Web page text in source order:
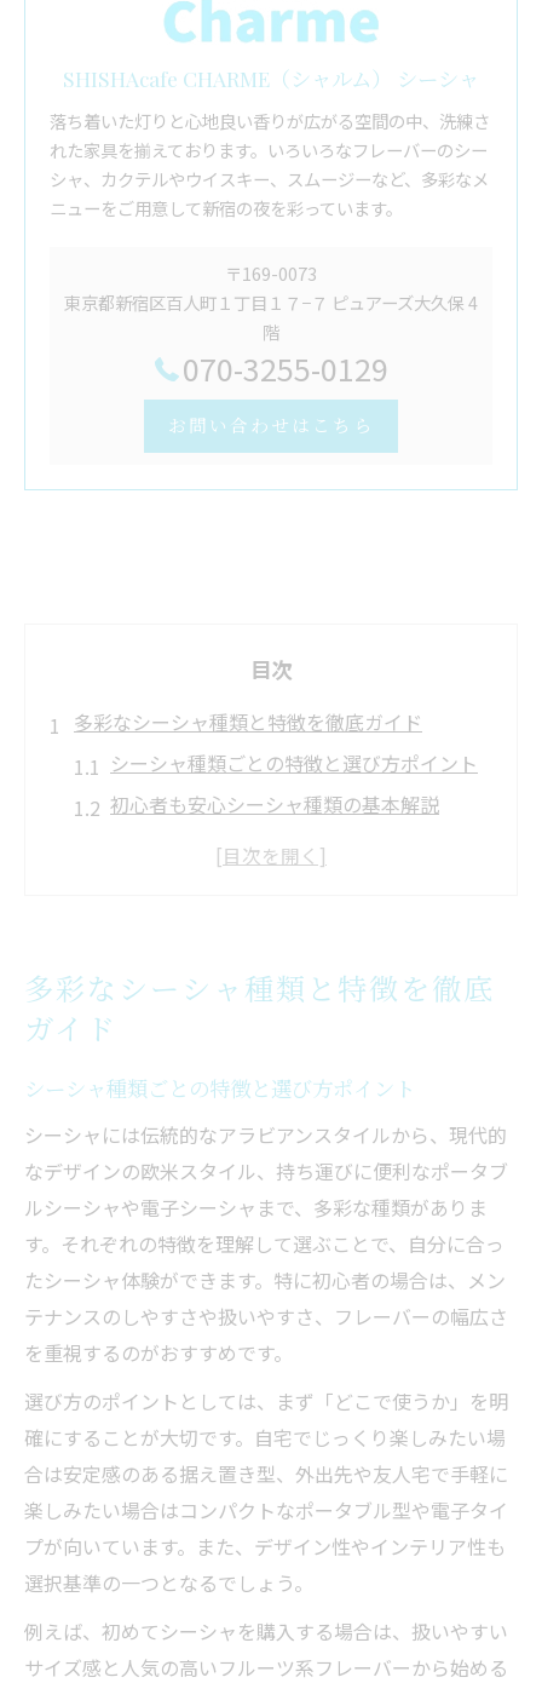
SHISHAcafe CHARME（シャルム） シーシャ
落ち着いた灯りと心地良い香りが広がる空間の中、洗練さ
れた家具を揃えております。いろいろなフレーバーのシー
シャ、カクテルやウイスキー、スムージーなど、多彩なメ
ニューをご用意して新宿の夜を彩っています。
〒169-0073
東京都新宿区百人町１丁目１７−７ ピュアーズ大久保 4
階
070-3255-0129
お問い合わせはこちら
目次
多彩なシーシャ種類と特徴を徹底ガイド
シーシャ種類ごとの特徴と選び方ポイント
初心者も安心シーシャ種類の基本解説
伝統型と現代型シーシャの違いを知ろう
人気フレーバー選びで失敗しないコツ
説
初心者が吸いやすいシーシャ味の探し方
フルーツ系フレーバーが人気の理由とは
ミックスレシピで広がるシーシャの味世界
おすすめ味組み合わせで満足度アップ
やさしい吸い心地のシーシャ入門ポイント
シーシャ初心者向けやさしい吸い方のコツ
吸いやすいシーシャ味と特徴の見極め方
シーシャは肺に入れる？吸い方の注意点
やさしい吸い心地を実現する器具の違い
初めての一台に最適なシーシャの選び方
中東伝統と現代デザインの魅力比較
中東伝統シーシャと現代型のデザイン比較
アラビアンスタイルの魅力と特徴を解説
現代シーシャのモダンデザインとは何か
多彩なシーシャ種類と特徴を徹底
ガイド
シーシャ種類ごとの特徴と選び方ポイント
シーシャには伝統的なアラビアンスタイルから、現代的
なデザインの欧米スタイル、持ち運びに便利なポータブ
ルシーシャや電子シーシャまで、多彩な種類がありま
す。それぞれの特徴を理解して選ぶことで、自分に合っ
たシーシャ体験ができます。特に初心者の場合は、メン
テナンスのしやすさや扱いやすさ、フレーバーの幅広さ
を重視するのがおすすめです。
選び方のポイントとしては、まず「どこで使うか」を明
確にすることが大切です。自宅でじっくり楽しみたい場
合は安定感のある据え置き型、外出先や友人宅で手軽に
楽しみたい場合はコンパクトなポータブル型や電子タイ
プが向いています。また、デザイン性やインテリア性も
選択基準の一つとなるでしょう。
例えば、初めてシーシャを購入する場合は、扱いやすい
サイズ感と人気の高いフルーツ系フレーバーから始める